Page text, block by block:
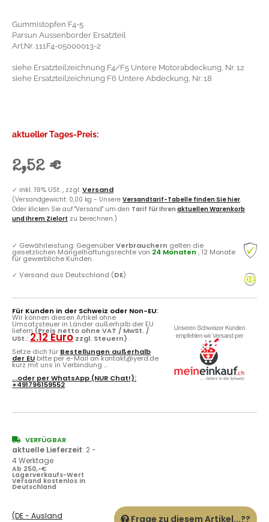
Gummistopfen F4-5
Parsun Aussenborder Ersatzteil
Art.Nr. 111F4-05000013-2
siehe Ersatzteilzeichnung F4/F5 Untere Motorabdeckung, Nr. 12
siehe Ersatzteilzeichnung F6 Untere Abdeckung, Nr. 18
aktueller Tages-Preis:
2,52 €
✓ inkl. 19% USt. , zzgl.Versand
(Versandgewicht: 0,00 kg - Unsere Versandtarif-Tabelle finden Sie hier.
Oder klicken Sie auf "Versand" um den Tarif für Ihren aktuellen Warenkorb
und Ihrem Zielort zu berechnen.)
✓ Gewährleistung: GegenüberVerbrauchern gelten die
gesetzlichen Mängelhaftungsrechte von 24 Monaten , 12 Monate
für gewerbliche Kunden.
✓ Versand aus Deutschland (DE)
Für Kunden in der Schweiz oder Non-EU:
Wir können diesen Artikel ohne
Umsatzsteuer in Länder außerhalb der EU
liefern (Preis netto ohne VAT / MwSt. /
USt.: 2.12 Euro zzgl. Steuern) .
Setze dich für Bestellungen außerhalb
der EU bitte per e-Mail an kontakt@yerd.de
kurz mit uns in Verbindung ...
...oder perWhatsApp (NUR Chat!):
+491796159552
VERFÜGBAR
aktuelle Lieferzeit: 2 -
4 Werktage
Ab 250,-€
Lagerverkaufs-Wert
Versand kostenlos in
Deutschland
(DE - Ausland
Frage zu diesem Artikel...??